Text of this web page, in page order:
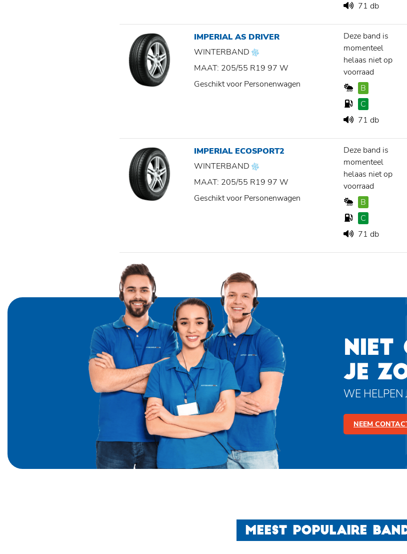
71 db
IMPERIAL AS DRIVER
WINTERBAND
MAAT: 205/55 R19 97 W
Geschikt voor Personenwagen
Deze band is
momenteel
helaas niet op
voorraad
B
C
71 db
IMPERIAL ECOSPORT2
WINTERBAND
MAAT: 205/55 R19 97 W
Geschikt voor Personenwagen
Deze band is
momenteel
helaas niet op
voorraad
B
C
71 db
NIET
JE
WE HELPEN
NEEM
MEEST POPULAIRE